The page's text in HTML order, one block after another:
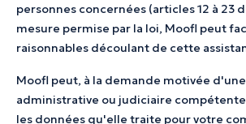
personnes concernées (articles 12 à 23
mesure permise par la loi, Moofl peut
raisonnables découlant de cette
Moofl peut, à la demande motivée
administrative ou judiciaire
les données qu'elle traite pour votre